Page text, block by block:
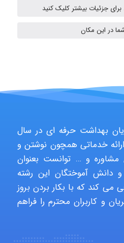
A.balandeh
Jafar Tym
aghajari vahid
Poubakhtiari
جزئیات بیشتر کلیک کنید
در این مکان
بهداشت حرفه ای در سال
با ارائه خدماتی همچون نوشتن و
و … توانست بعنوان
دانش آموختگان این رشته
می کند که با بکار بردن بروز
و کاربران محترم را فراهم